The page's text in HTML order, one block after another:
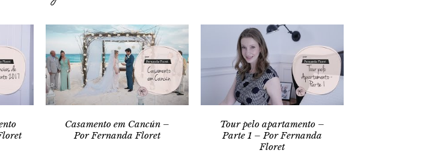
Casamento em Cancún –
Por Fernanda Floret
Tour pelo apartamento –
Parte 1 – Por Fernanda
Floret